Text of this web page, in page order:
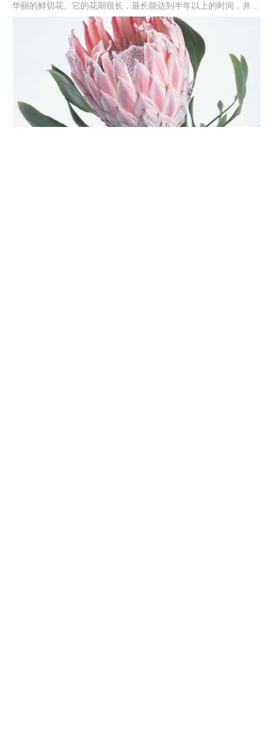
华丽的鲜切花。它的花期很长，最长能达到半年以上的时间，并且
花形巨大还有很鲜艳的色彩，在南非是十分受人喜爱的。